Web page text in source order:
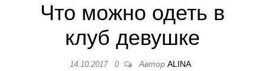
Что можно одеть в
клуб девушке
14.10.2017 0 Автор ALINA